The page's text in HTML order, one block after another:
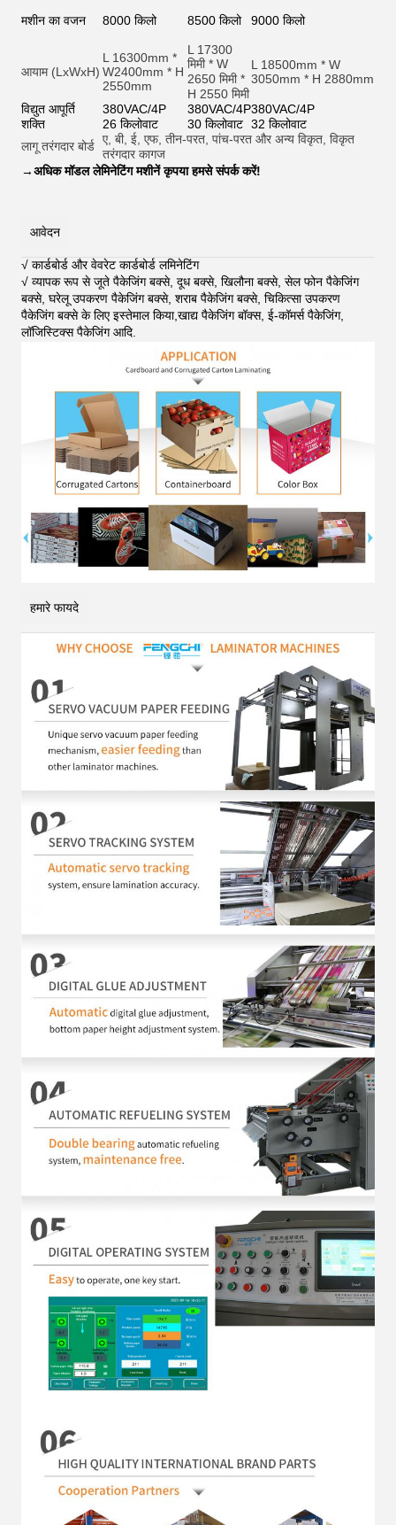
मशीन का वजन 8000 किलो 8500 किलो 9000 किलो
आयाम (LxWxH)
L 16300mm *
W2400mm * H
2550mm
L 17300
मिमी * W
2650 मिमी *
H 2550 मिमी
L 18500mm * W
3050mm * H 2880mm
विद्युत आपूर्ति 380VAC/4P 380VAC/4P380VAC/4P
शक्ति
26 किलोवाट 30 किलोवाट 32 किलोवाट
लागू तरंगदार बोर्ड ए, बी, ई, एफ, तीन-परत, पांच-परत और अन्य विकृत, विकृत
तरंगदार कागज
→अधिक मॉडल लेमिनेटिंग मशीनें कृपया हमसे संपर्क करें!
आवेदन
√ कार्डबोर्ड और वेवरेट कार्डबोर्ड लमिनेटिंग
√ व्यापक रूप से जूते पैकेजिंग बक्से, दूध बक्से, खिलौना बक्से, सेल फोन पैकेजिंग
बक्से, घरेलू उपकरण पैकेजिंग बक्से, शराब पैकेजिंग बक्से, चिकित्सा उपकरण
पैकेजिंग बक्से के लिए इस्तेमाल किया,खाद्य पैकेजिंग बॉक्स, ई-कॉमर्स पैकेजिंग,
लॉजिस्टिक्स पैकेजिंग आदि
हमारे फायदे